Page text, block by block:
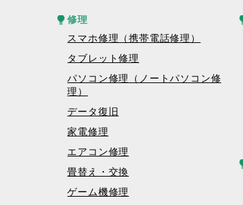
修理
スマホ修理（携帯電話修理）
タブレット修理
パソコン修理（ノートパソコン修
理）
データ復旧
家電修理
エアコン修理
畳替え・交換
ゲーム機修理